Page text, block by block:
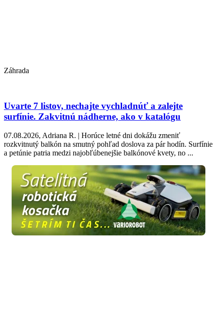
Záhrada
Uvarte 7 listov, nechajte vychladnúť a zalejte
surfínie. Zakvitnú nádherne, ako v katalógu
07.08.2026, Adriana R. | Horúce letné dni dokážu zmeniť
rozkvitnutý balkón na smutný pohľad doslova za pár hodín. Surfínie
a petúnie patria medzi najobľúbenejšie balkónové kvety, no ...